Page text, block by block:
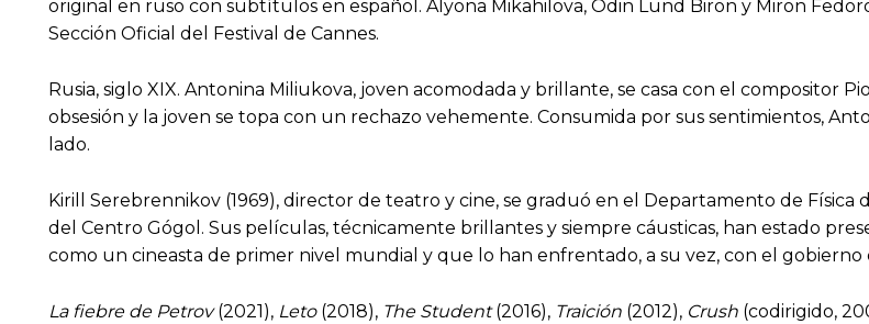
original en ruso con subtítulos en español. Alyona Mikahilova, Odin Lund Biron y Miron
Sección Oficial del Festival de Cannes.
Rusia, siglo XIX. Antonina Miliukova, joven acomodada y brillante, se casa con el compositor
obsesión y la joven se topa con un rechazo vehemente. Consumida por sus sentimientos,
lado.
Kirill Serebrennikov (1969), director de teatro y cine, se graduó en el Departamento de
del Centro Gógol. Sus películas, técnicamente brillantes y siempre cáusticas, han estado
como un cineasta de primer nivel mundial y que lo han enfrentado, a su vez, con el gobierno
La fiebre de Petrov(2021), Leto (2018), The Student(2016), Traición (2012), Crush (codirigido,